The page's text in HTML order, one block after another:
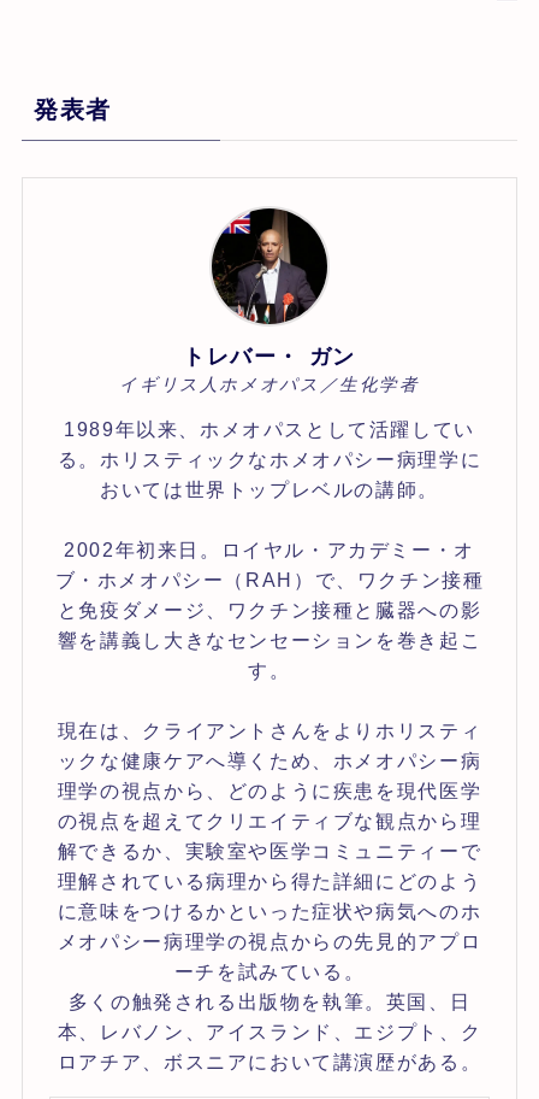
発表者
トレバー・ ガン
イギリス人ホメオパス／生化学者
1989年以来、ホメオパスとして活躍してい
る。ホリスティックなホメオパシー病理学に
おいては世界トップレベルの講師。
2002年初来日。ロイヤル・アカデミー・オ
ブ・ホメオパシー（RAH）で、ワクチン接種
と免疫ダメージ、ワクチン接種と臓器への影
響を講義し大きなセンセーションを巻き起こ
す。
現在は、クライアントさんをよりホリスティ
ックな健康ケアへ導くため、ホメオパシー病
理学の視点から、どのように疾患を現代医学
の視点を超えてクリエイティブな観点から理
解できるか、実験室や医学コミュニティーで
理解されている病理から得た詳細にどのよう
に意味をつけるかといった症状や病気へのホ
メオパシー病理学の視点からの先見的アプロ
ーチを試みている。
多くの触発される出版物を執筆。英国、日
本、レバノン、アイスランド、エジプト、ク
ロアチア、ボスニアにおいて講演歴がある。